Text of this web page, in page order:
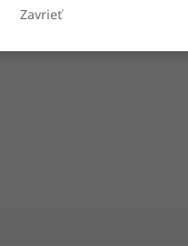
Zavrieť